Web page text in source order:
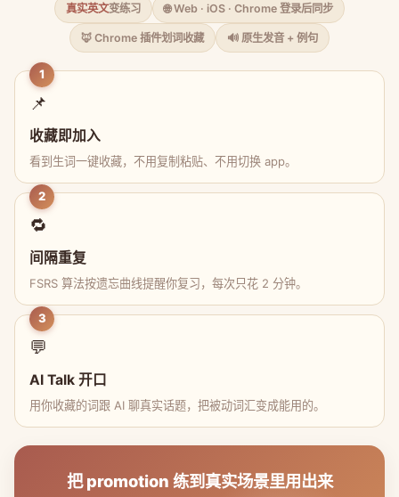
真实英文变练习 🌐 Web · iOS · Chrome 登录后同步
🦊 Chrome 插件划词收藏 🔊 原生发音 + 例句
1
📌
收藏即加入
看到生词一键收藏，不用复制粘贴、不用切换 app。
2
🔁
间隔重复
FSRS 算法按遗忘曲线提醒你复习，每次只花 2 分钟。
3
💬
AI Talk 开口
用你收藏的词跟 AI 聊真实话题，把被动词汇变成能用的。
把 promotion 练到真实场景里用出来